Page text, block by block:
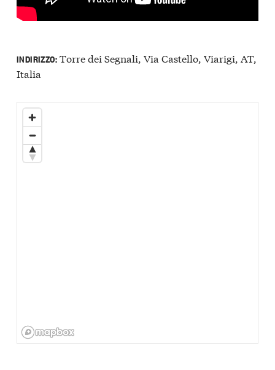
INDIRIZZO:Torre dei Segnali, Via Castello, Viarigi, AT,
Italia